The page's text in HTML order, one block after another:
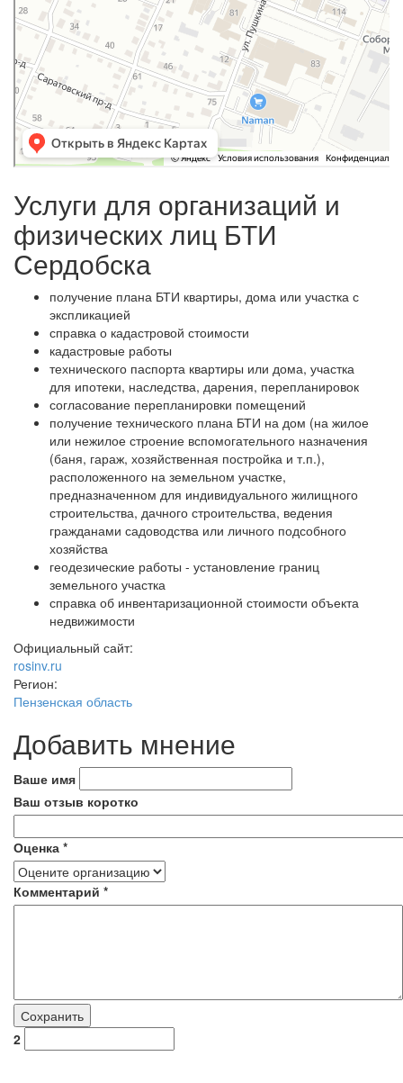
Услуги для организаций и
физических лиц БТИ
Сердобска
получение плана БТИ квартиры, дома или участка с
экспликацией
справка о кадастровой стоимости
кадастровые работы
технического паспорта квартиры или дома, участка
для ипотеки, наследства, дарения, перепланировок
согласование перепланировки помещений
получение технического плана БТИ на дом (на жилое
или нежилое строение вспомогательного назначения
(баня, гараж, хозяйственная постройка и т.п.),
расположенного на земельном участке,
предназначенном для индивидуального жилищного
строительства, дачного строительства, ведения
гражданами садоводства или личного подсобного
хозяйства
геодезические работы - установление границ
земельного участка
справка об инвентаризационной стоимости объекта
недвижимости
Официальный сайт:
rosinv.ru
Регион:
Пензенская область
Добавить мнение
Ваше имя
Ваш отзыв коротко
Оценка *
Комментарий *
2